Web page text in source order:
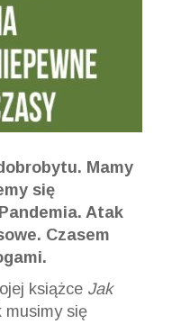
Mamy
się
Atak
Czasem
książce Jak
musimy się